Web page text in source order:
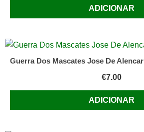
ADICIONAR
Guerra Dos Mascates Jose De Alencar
€7.00
ADICIONAR